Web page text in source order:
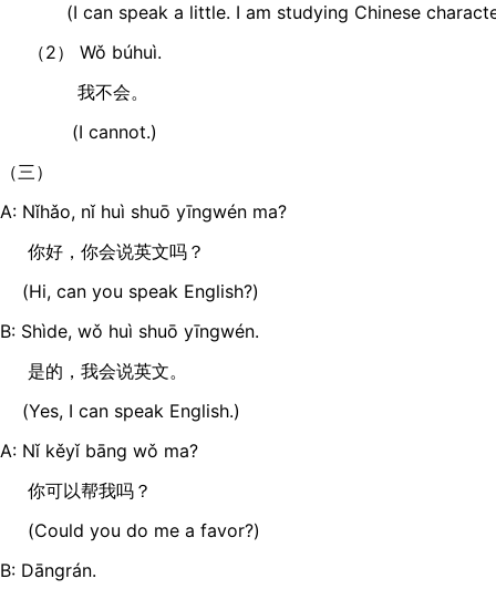
(I can speak a little. I am studying Chinese
（2） Wǒ búhuì.
我不会。
(I cannot.)
（三）
A: Nǐhǎo, nǐ huì shuō yīngwén ma?
你好，你会说英文吗？
(Hi, can you speak English?)
B: Shìde, wǒ huì shuō yīngwén.
是的，我会说英文。
(Yes, I can speak English.)
A: Nǐ kěyǐ bāng wǒ ma?
你可以帮我吗？
(Could you do me a favor?)
B: Dāngrán.